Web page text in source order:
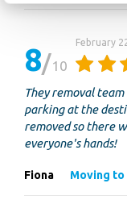
8 10
February
They removal
parking at the
removed so there
everyone's hands!
Fiona Moving